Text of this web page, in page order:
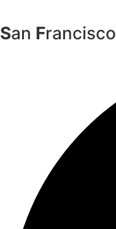
San Francisco